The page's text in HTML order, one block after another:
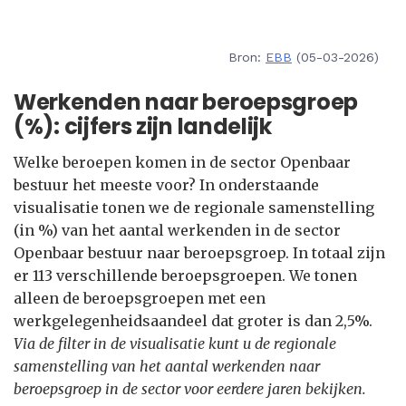
Bron: EBB (05-03-2026)
Werkenden naar beroepsgroep
(%): cijfers zijn landelijk
Welke beroepen komen in de sector Openbaar
bestuur het meeste voor? In onderstaande
visualisatie tonen we de regionale samenstelling
(in %) van het aantal werkenden in de sector
Openbaar bestuur naar beroepsgroep. In totaal zijn
er 113 verschillende beroepsgroepen. We tonen
alleen de beroepsgroepen met een
werkgelegenheidsaandeel dat groter is dan 2,5%.
Via de filter in de visualisatie kunt u de regionale
samenstelling van het aantal werkenden naar
beroepsgroep in de sector voor eerdere jaren bekijken.